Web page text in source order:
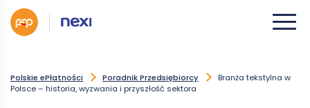
Polskie ePłatności Poradnik Przedsiębiorcy
Branża tekstylna w
Polsce – historia, wyzwania i przyszłość sektora